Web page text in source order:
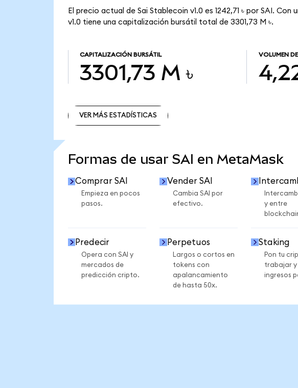
El precio actual de Sai Stablecoin v1.0 es 1242,71 ৳ por SAI.
v1.0 tiene una capitalización bursátil total de 3301,73 M ৳.
CAPITALIZACIÓN BURSÁTIL
3301,73 M ৳
VOLUMEN
VER MÁS ESTADÍSTICAS
Formas de usar SAI en MetaMask
Comprar SAI
Empieza en pocos
pasos.
Vender SAI
Cambia SAI por
efectivo.
y entre
Predecir
Opera con SAI y
mercados de
predicción cripto.
Perpetuos
Largos o cortos en
tokens con
apalancamiento
de hasta 50x.
Staking
Pon tu
trabajar y
ingresos